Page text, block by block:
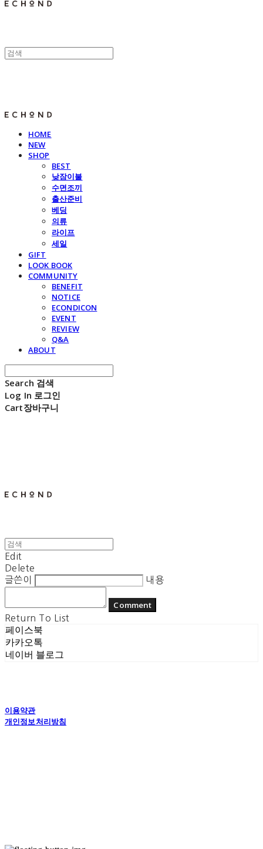
HOME
NEW
SHOP
BEST
낮잠이불
수면조끼
출산준비
베딩
의류
라이프
세일
GIFT
LOOK BOOK
COMMUNITY
BENEFIT
NOTICE
ECONDICON
EVENT
REVIEW
Q&A
ABOUT
Search 검색
Log In 로그인
Cart장바구니
Edit
Delete
글쓴이
내용
Comment
Return To List
페이스북
카카오톡
네이버 블로그
이용약관
개인정보처리방침